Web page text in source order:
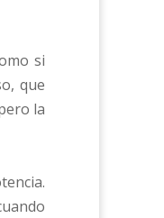
si
que
la